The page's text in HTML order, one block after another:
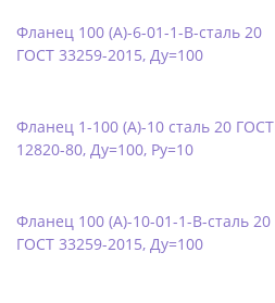
Фланец 100 (А)-6-01-1-B-сталь 20
ГОСТ 33259-2015, Ду=100
Фланец 1-100 (А)-10 сталь 20 ГОСТ
12820-80, Ду=100, Ру=10
Фланец 100 (А)-10-01-1-B-сталь 20
ГОСТ 33259-2015, Ду=100